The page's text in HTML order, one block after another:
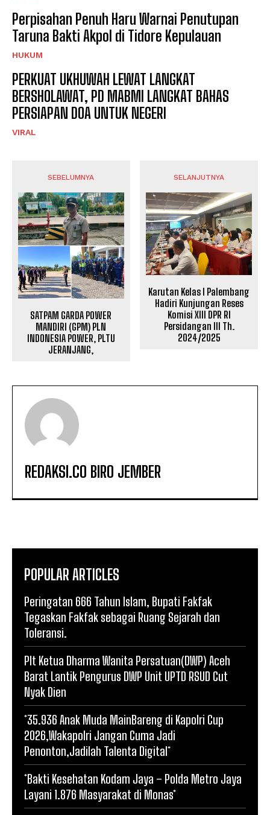
Perpisahan Penuh Haru Warnai Penutupan
Taruna Bakti Akpol di Tidore Kepulauan
HUKUM
PERKUAT UKHUWAH LEWAT LANGKAT
BERSHOLAWAT, PD MABMI LANGKAT BAHAS
PERSIAPAN DOA UNTUK NEGERI
VIRAL
SEBELUMNYA
SATPAM GARDA POWER
MANDIRI (GPM) PLN
INDONESIA POWER, PLTU
JERANJANG,
SELANJUTNYA
Karutan Kelas I Palembang
Hadiri Kunjungan Reses
Komisi XIII DPR RI
Persidangan III Th.
2024/2025
REDAKSI.CO BIRO JEMBER
POPULAR ARTICLES
Peringatan 666 Tahun Islam, Bupati Fakfak
Tegaskan Fakfak sebagai Ruang Sejarah dan
Toleransi.
Plt Ketua Dharma Wanita Persatuan(DWP) Aceh
Barat Lantik Pengurus DWP Unit UPTD RSUD Cut
Nyak Dien
*35.936 Anak Muda MainBareng di Kapolri Cup
2026,Wakapolri Jangan Cuma Jadi
Penonton,Jadilah Talenta Digital*
*Bakti Kesehatan Kodam Jaya – Polda Metro Jaya
Layani 1.876 Masyarakat di Monas*